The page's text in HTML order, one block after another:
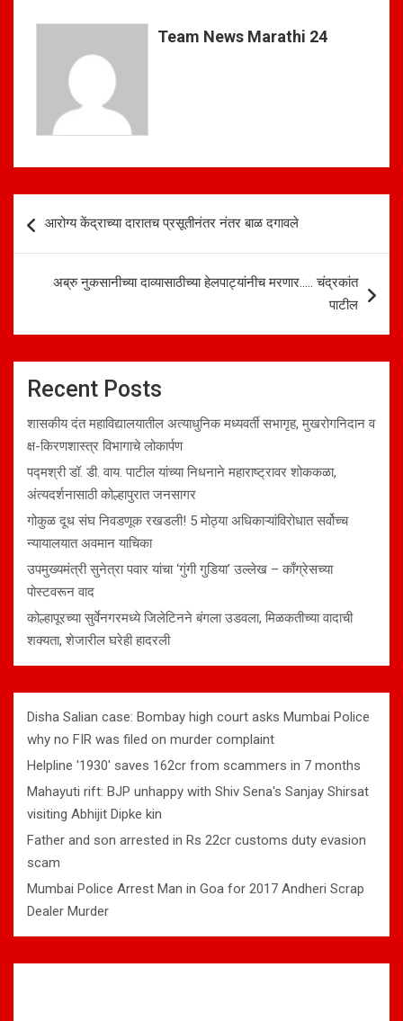
A
p
p
o
o
k
Team News Marathi 24
navigation
आरोग्य केंद्राच्या दारातच प्रसूतीनंतर नंतर बाळ दगावले
अब्रु नुकसानीच्या दाव्यासाठीच्या हेलपाट्यांनीच मरणार….. चंद्रकांत
पाटील
Recent Posts
शासकीय दंत महाविद्यालयातील अत्याधुनिक मध्यवर्ती सभागृह, मुखरोगनिदान व
क्ष-किरणशास्त्र विभागाचे लोकार्पण
पद्मश्री डॉ. डी. वाय. पाटील यांच्या निधनाने महाराष्ट्रावर शोककळा,
अंत्यदर्शनासाठी कोल्हापुरात जनसागर
गोकुळ दूध संघ निवडणूक रखडली! 5 मोठ्या अधिकाऱ्यांविरोधात सर्वोच्च
न्यायालयात अवमान याचिका
उपमुख्यमंत्री सुनेत्रा पवार यांचा ‘गुंगी गुडिया’ उल्लेख – काँग्रेसच्या
पोस्टवरून वाद
कोल्हापूरच्या सुर्वेनगरमध्ये जिलेटिनने बंगला उडवला, मिळकतीच्या वादाची
शक्यता, शेजारील घरेही हादरली
Disha Salian case: Bombay high court asks Mumbai Police
why no FIR was filed on murder complaint
Helpline '1930' saves 162cr from scammers in 7 months
Mahayuti rift: BJP unhappy with Shiv Sena's Sanjay Shirsat
visiting Abhijit Dipke kin
Father and son arrested in Rs 22cr customs duty evasion
scam
Mumbai Police Arrest Man in Goa for 2017 Andheri Scrap
Dealer Murder